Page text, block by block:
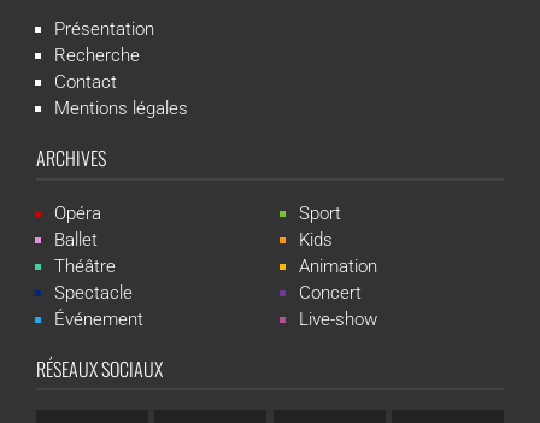
Présentation
Recherche
Contact
Mentions légales
ARCHIVES
Opéra
Ballet
Théâtre
Spectacle
Événement
Sport
Kids
Animation
Concert
Live-show
RÉSEAUX SOCIAUX